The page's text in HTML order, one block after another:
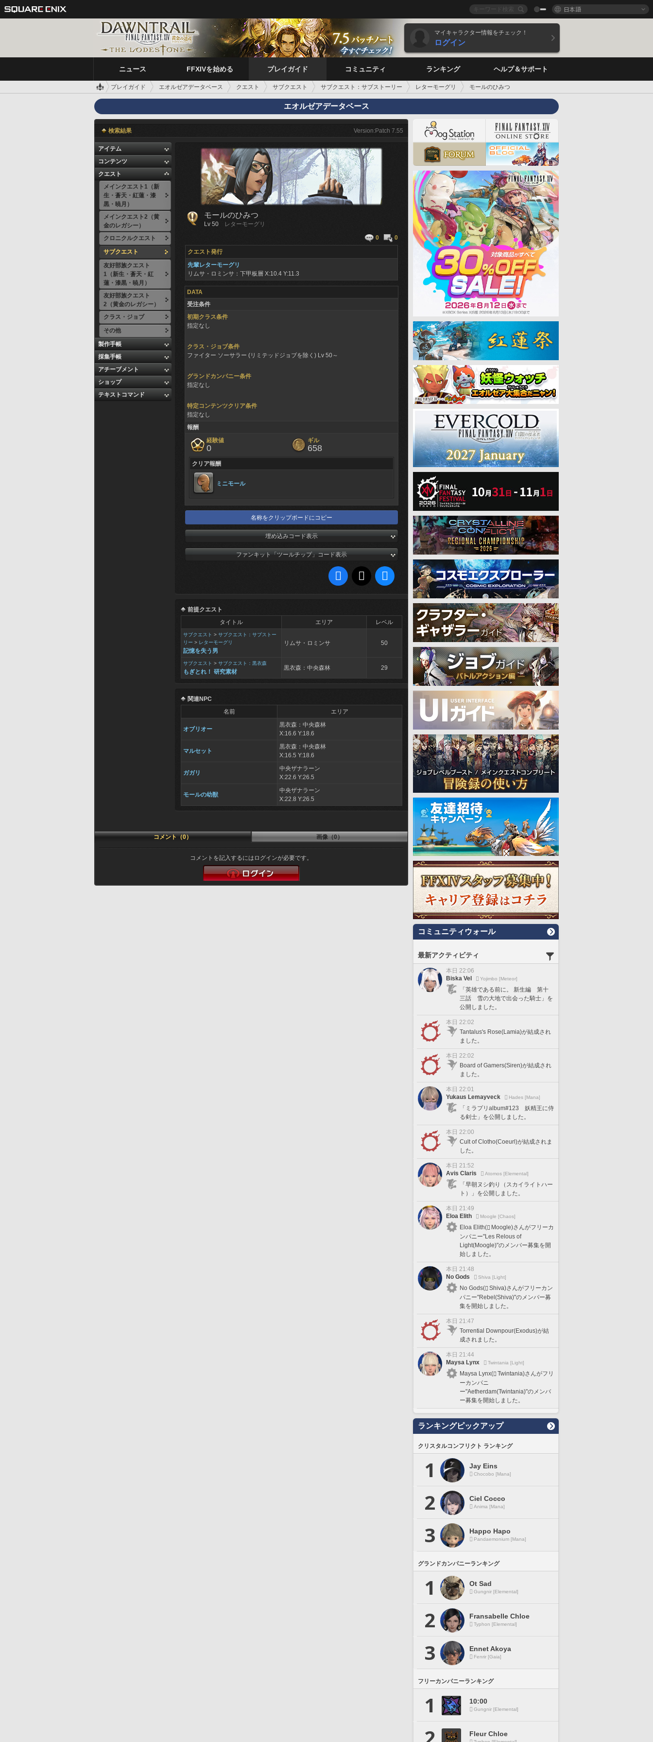
日本語
マイキャラクター情報をチェック！
ログイン
ニュース FFXIVを始める プレイガイド コミュニティ ランキング ヘルプ＆サポート
プレイガイド エオルゼアデータベース クエスト サブクエスト サブクエスト：サブストーリー レターモーグリ モールのひみつ
エオルゼアデータベース
検索結果 Version:Patch 7.55
アイテム
コンテンツ
クエスト
メインクエスト1（新
生・蒼天・紅蓮・漆
黒・暁月）
メインクエスト2（黄
金のレガシー）
クロニクルクエスト
サブクエスト
友好部族クエスト
1（新生・蒼天・紅
蓮・漆黒・暁月）
友好部族クエスト
2（黄金のレガシー）
クラス・ジョブ
その他
製作手帳
採集手帳
アチーブメント
ショップ
テキストコマンド
モールのひみつ
Lv 50
レターモーグリ
0
0
クエスト発行
先輩レターモーグリ
リムサ・ロミンサ：下甲板層 X:10.4 Y:11.3
DATA
受注条件
初期クラス条件
指定なし
クラス・ジョブ条件
ファイター ソーサラー (リミテッドジョブを除く) Lv 50～
グランドカンパニー条件
指定なし
特定コンテンツクリア条件
指定なし
報酬
経験値
0
ギル
658
クリア報酬
ミニモール
名称をクリップボードにコピー
埋め込みコード表示
ファンキット「ツールチップ」コード表示
前提クエスト
タイトル
エリア レベル
サブクエスト > サブクエスト：サブストー
リー > レターモーグリ
記憶を失う男
リムサ・ロミンサ 50
サブクエスト > サブクエスト：黒衣森
もぎとれ！ 研究素材
黒衣森：中央森林 29
関連NPC
名前
エリア
オブリオー
黒衣森：中央森林
X:16.6 Y:18.6
マルセット
黒衣森：中央森林
X:16.5 Y:18.6
ガガリ
中央ザナラーン
X:22.6 Y:26.5
モールの幼獣
中央ザナラーン
X:22.8 Y:26.5
コメント（0） 画像（0）
コメントを記入するにはログインが必要です。
コミュニティウォール
最新アクティビティ
本日 22:06
Biska Vel
Yojimbo [Meteor]
「英雄である前に。 新生編 第十
三話 雪の大地で出会った騎士」を
公開しました。
本日 22:02
Tantalus's Rose(Lamia)が結成され
ました。
本日 22:02
Board of Gamers(Siren)が結成され
ました。
本日 22:01
Yukaus Lemayveck
Hades [Mana]
「ミラプリalbum#123 妖精王に侍
る剣士」を公開しました。
本日 22:00
Cult of Clotho(Coeurl)が結成されま
した。
本日 21:52
Avis Claris
Atomos [Elemental]
「早朝ヌシ釣り（スカイライトハー
ト）」を公開しました。
本日 21:49
Eloa Elith
Moogle [Chaos]
Eloa Elith(
Moogle)さんがフリーカ
ンパニー"Les Relous of
Light(Moogle)"のメンバー募集を開
始しました。
本日 21:48
No Gods
Shiva [Light]
No Gods(
Shiva)さんがフリーカン
パニー"Rebel(Shiva)"のメンバー募
集を開始しました。
本日 21:47
Torrential Downpour(Exodus)が結
成されました。
本日 21:44
Maysa Lynx
Twintania [Light]
Maysa Lynx(
Twintania)さんがフリ
ーカンパニ
ー"Aetherdam(Twintania)"のメンバ
ー募集を開始しました。
ランキングピックアップ
クリスタルコンフリクト ランキング
1 Jay Eins
Chocobo [Mana]
2 Ciel Cocco
Anima [Mana]
3 Happo Hapo
Pandaemonium [Mana]
グランドカンパニーランキング
1 Ot Sad
Gungnir [Elemental]
2 Fransabelle Chloe
Typhon [Elemental]
3 Ennet Akoya
Fenrir [Gaia]
フリーカンパニーランキング
1 10:00
Gungnir [Elemental]
Fleur Chloe